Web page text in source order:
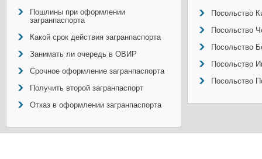
Пошлины при оформлении
загранпаспорта
Какой срок действия загранпаспорта
Занимать ли очередь в ОВИР
Срочное оформление загранпаспорта
Получить второй загранпаспорт
Отказ в оформлении загранпаспорта
Посольство
Посольство
Посольство
Посольство
Посольство